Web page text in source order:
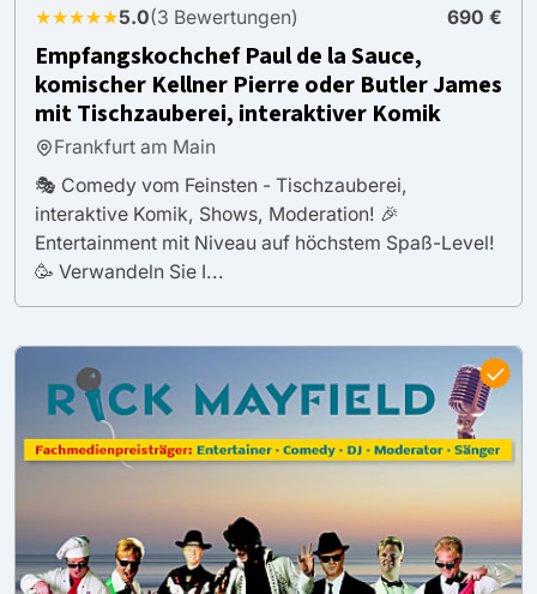
★★★★★5.0(3 Bewertungen) 690 €
Empfangskochchef Paul de la Sauce,
komischer Kellner Pierre oder Butler James
mit Tischzauberei, interaktiver Komik
Frankfurt am Main
🎭 Comedy vom Feinsten - Tischzauberei,
interaktive Komik, Shows, Moderation! 🎉
Entertainment mit Niveau auf höchstem Spaß-Level!
🥳 Verwandeln Sie I...